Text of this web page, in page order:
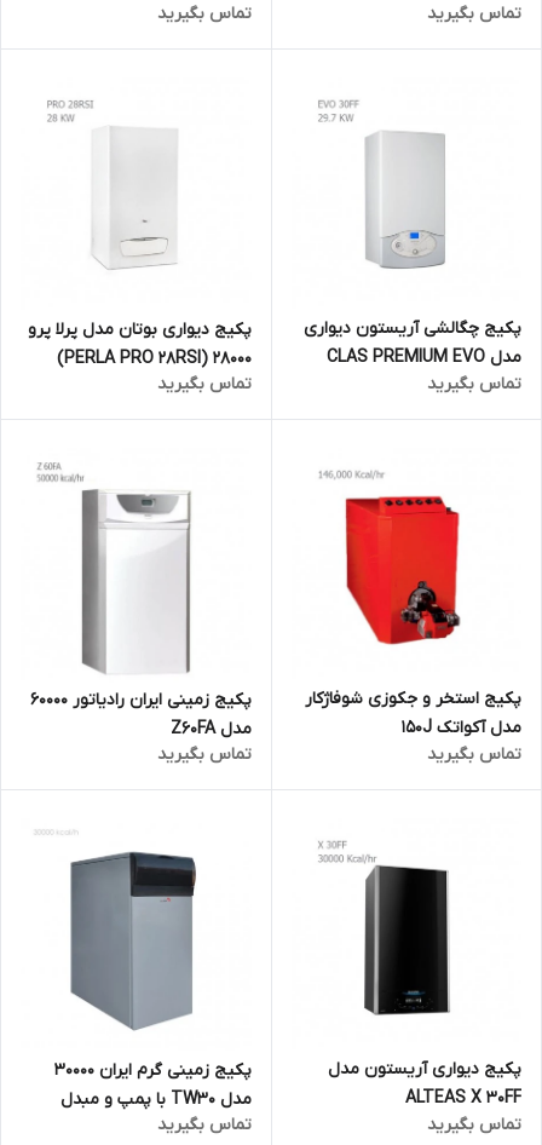
تماس بگیرید
تماس بگیرید
پکیج چگالشی آریستون دیواری
مدل CLAS PREMIUM EVO
30FF
تماس بگیرید
پکیج دیواری بوتان مدل پرلا پرو
28000 (PERLA PRO 28RSI)
تماس بگیرید
پکیج استخر و جکوزی شوفاژکار
مدل آکواتک 150J
تماس بگیرید
پکیج زمینی ایران رادیاتور 60000
مدل Z60FA
تماس بگیرید
پکیج دیواری آریستون مدل
ALTEAS X 30FF
تماس بگیرید
پکیج زمینی گرم ایران 30000
مدل TW30 با پمپ و مبدل
حرارتی
تماس بگیرید